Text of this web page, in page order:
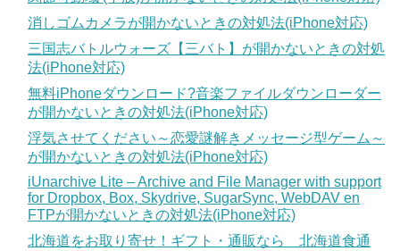
消しゴムカメラが開かないときの対処法(iPhone対応)
三国志バトルウォーズ【三バト】が開かないときの対処
法(iPhone対応)
無料iPhoneダウンロード?音楽ファイルダウンローダー
が開かないときの対処法(iPhone対応)
浮気させてください～恋愛謎解きメッセージ型ゲーム～
が開かないときの対処法(iPhone対応)
iUnarchive Lite – Archive and File Manager with support
for Dropbox, Box, Skydrive, SugarSync, WebDAV en
FTPが開かないときの対処法(iPhone対応)
北海道をお取り寄せ！ギフト・通販なら 北海道食通